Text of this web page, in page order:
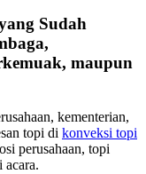
Sudah
maupun
kementerian,
topi di konveksi topi
perusahaan, topi
acara.